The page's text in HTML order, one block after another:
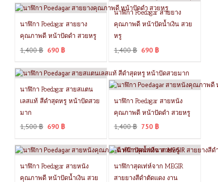
นาฬิกา Poedagar สายยาง
คุณภาพดี หน้าปัดดำ สวยหรู
1,400฿ 690 ฿
นาฬิกา Poedagar สายยาง
คุณภาพดี หน้าปัดน้ำเงิน สวย
หรู
1,400฿ 690 ฿
นาฬิกา Poedagar สายสแตน
เลสแท้ สีดำสุดหรู หน้าปัดสวย
มาก
1,500฿ 690 ฿
นาฬิกา Poedagar สายหนัง
คุณภาพดี หน้าปัดดำ สวยหรู
1,400฿ 750 ฿
นาฬิกา Poedagar สายหนัง
คุณภาพดี หน้าปัดน้ำเงิน สวย
นาฬิกาสุดเท่ห์จาก MEGIR
สายยางสีดำตัดแดง งาน